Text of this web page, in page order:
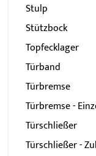
Stulp
Stützbock
Topfecklager
Türband
Türbremse
Türbremse -
Türschließer
Türschließer -